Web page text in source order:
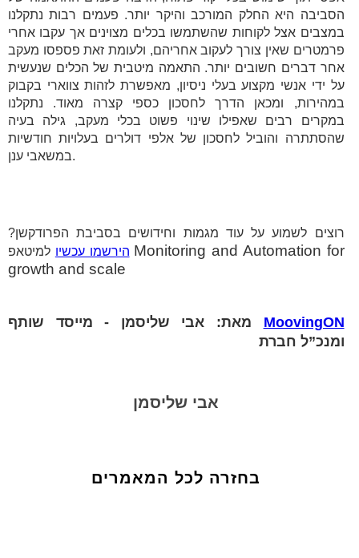
הסביבה היא החלק המורכב והיקר יותר. פעמים רבות נתקלנו
במצבים אצל לקוחות שהשתמשו בכלים מצוינים אך עקבו אחרי
פרמטרים שאין צורך לעקוב אחריהם, ולעומת זאת פספסו מעקב
אחר דברים חשובים יותר. התאמה מיטבית של הכלים שנעשית
על ידי אנשי מקצוע בעלי ניסיון, מאפשרת לזהות צווארי בקבוק
במהירות, ומכאן הדרך לחסכון כספי קצרה מאוד. נתקלנו
במקרים רבים שאפילו שינוי פשוט בכלי מעקב, גילה בעיה
שהסתתרה והוביל לחסכון של אלפי דולרים בעלויות חודשיות
במשאבי ענן.
רוצים לשמוע על עוד מגמות וחידושים בסביבת הפרודקשן?
הירשמו עכשיו Monitoring and Automation for
growth and scale
MoovingON מאת: אבי שליסמן - מייסד שותף
ומנכ”ל חברת
אבי שליסמן
בחזרה לכל המאמרים